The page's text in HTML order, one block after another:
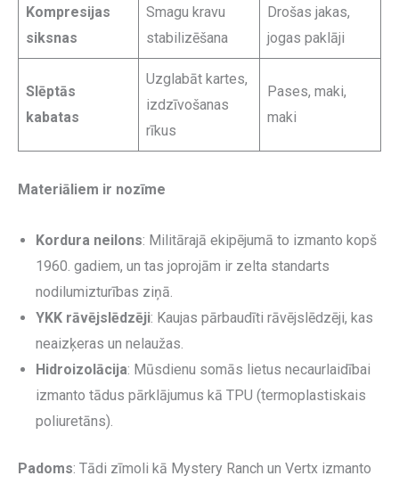
Kompresijas
siksnas
Smagu kravu
stabilizēšana
Drošas jakas,
jogas paklāji
Slēptās
kabatas
Uzglabāt kartes,
izdzīvošanas
rīkus
Pases, maki,
maki
Materiāliem ir nozīme
Kordura neilons: Militārajā ekipējumā to izmanto kopš
1960. gadiem, un tas joprojām ir zelta standarts
nodilumizturības ziņā.
YKK rāvējslēdzēji: Kaujas pārbaudīti rāvējslēdzēji, kas
neaizķeras un nelaužas.
Hidroizolācija: Mūsdienu somās lietus necaurlaidībai
izmanto tādus pārklājumus kā TPU (termoplastiskais
poliuretāns).
Padoms: Tādi zīmoli kā Mystery Ranch un Vertx izmanto